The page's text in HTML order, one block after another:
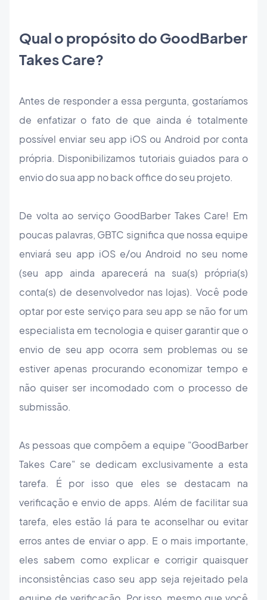
Qual o propósito do GoodBarber
Takes Care?
Antes de responder a essa pergunta, gostaríamos
de enfatizar o fato de que ainda é totalmente
possível enviar seu app iOS ou Android por conta
própria. Disponibilizamos tutoriais guiados para o
envio do sua app no back office do seu projeto.
De volta ao serviço GoodBarber Takes Care! Em
poucas palavras, GBTC significa que nossa equipe
enviará seu app iOS e/ou Android no seu nome
(seu app ainda aparecerá na sua(s) própria(s)
conta(s) de desenvolvedor nas lojas). Você pode
optar por este serviço para seu app se não for um
especialista em tecnologia e quiser garantir que o
envio de seu app ocorra sem problemas ou se
estiver apenas procurando economizar tempo e
não quiser ser incomodado com o processo de
submissão.
As pessoas que compõem a equipe "GoodBarber
Takes Care" se dedicam exclusivamente a esta
tarefa. É por isso que eles se destacam na
verificação e envio de apps. Além de facilitar sua
tarefa, eles estão lá para te aconselhar ou evitar
erros antes de enviar o app. E o mais importante,
eles sabem como explicar e corrigir quaisquer
inconsistências caso seu app seja rejeitado pela